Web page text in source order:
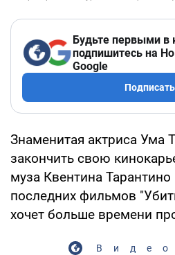
Будьте первыми в
подпишитесь на
Google
Знаменитая актриса Ума
закончить свою
муза Квентина Тарантино
последних фильмов
хочет больше времени